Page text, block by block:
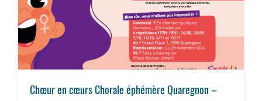
Chœur en cœurs Chorale éphémère Quaregnon –